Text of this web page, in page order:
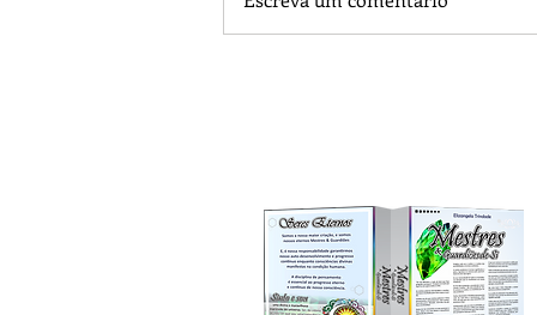
Piá Lava Jato, de Juara, torna
Instalação e Operação